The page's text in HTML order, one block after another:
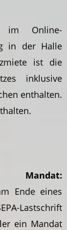
Online-
in der Halle
ist die
inklusive
enthalten.
Mandat:
Ende eines
Lastschrift
ein Mandat